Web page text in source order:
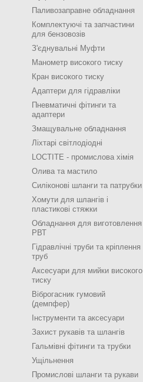
Паливозаправне обладнання
Комплектуючі та запчастини
для бензовозів
З'єднувальні Муфти
Манометр високого тиску
Кран високого тиску
Адаптери для гідравліки
Пневматичні фітинги та
адаптери
Змащувальне обладнання
Ліхтарі світлодіодні
LOCTITE - промислова хімія
Олива та мастило
Силіконові шланги та патрубки
Хомути для шлангів і
пластикові стяжки
Обладнання для виготовлення
РВТ
Гідравлічні труби та кріплення
труб
Аксесуари для мийки високого
тиску
Віброгасник гумовий
(демпфер)
Інструменти та аксесуари
Захист рукавів та шлангів
Гальмівні фітинги та трубки
Ущільнення
Промислові шланги та рукави